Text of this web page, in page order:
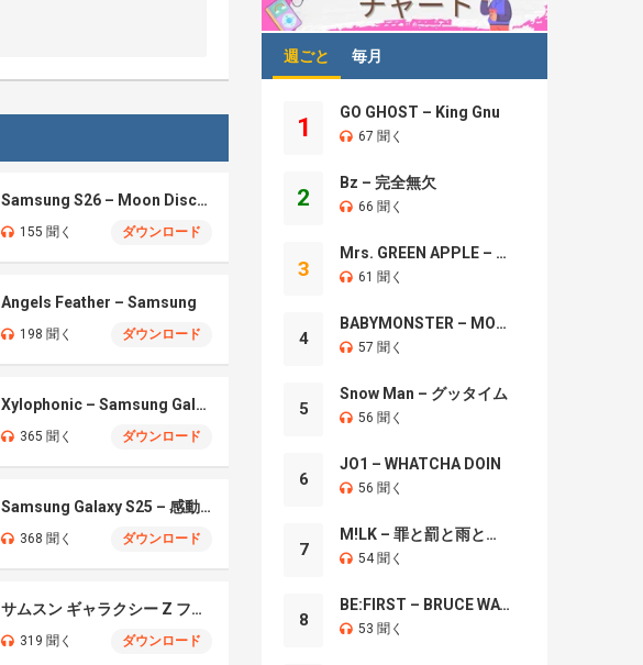
Samsung S26 – Moon Discovery
155 聞く ダウンロード
Angels Feather – Samsung
198 聞く ダウンロード
Xylophonic – Samsung Galaxy S26 Ultra
365 聞く ダウンロード
Samsung Galaxy S25 – 感動のセンセーション
368 聞く ダウンロード
サムスン ギャラクシー Z フォールド7
319 聞く ダウンロード
週ごと 毎月
1
GO GHOST – King Gnu
67 聞く
2
Bz – 完全無欠
66 聞く
3
Mrs. GREEN APPLE – Brand New
61 聞く
4
BABYMONSTER – MOON
57 聞く
5
Snow Man – グッタイム
56 聞く
6
JO1 – WHATCHA DOIN
56 聞く
7
M!LK – 罪と罰と雨とキス
54 聞く
8
BE:FIRST – BRUCE WAYNE
53 聞く